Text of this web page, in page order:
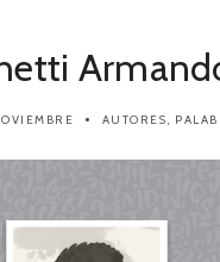
AUTORES,